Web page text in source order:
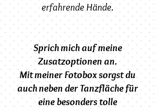
erfahrende Hände.
Sprich mich auf meine
Zusatzoptionen an.
Mit meiner Fotobox sorgst du
auch neben der Tanzfläche für
eine besonders tolle